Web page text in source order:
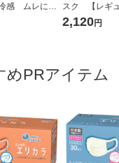
感 ムレにく
ズ サンドベ
チモカ 使い捨
スク 【レギ
ワイト プリ
式 不織布 1
2,120円
めPRアイテム